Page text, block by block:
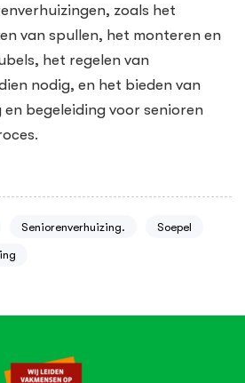
zoals het
van spullen, het monteren en
het regelen van
nodig, en het bieden van
begeleiding voor senioren
Seniorenverhuizing. Soepel